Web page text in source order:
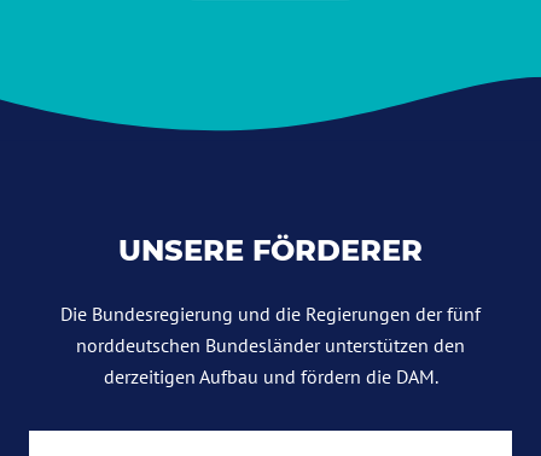
UNSERE FÖRDERER
Die Bundesregierung und die Regierungen der fünf
norddeutschen Bundesländer unterstützen den
derzeitigen Aufbau und fördern die DAM.